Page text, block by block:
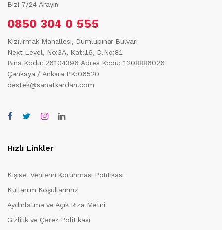
Bizi 7/24 Arayın
0850 304 0 555
Kızılırmak Mahallesi, Dumlupınar Bulvarı
Next Level, No:3A, Kat:16, D.No:81
Bina Kodu: 26104396 Adres Kodu: 1208886026
Çankaya / Ankara PK:06520
destek@sanatkardan.com
Hızlı Linkler
Kişisel Verilerin Korunması Politikası
Kullanım Koşullarımız
Aydınlatma ve Açık Rıza Metni
Gizlilik ve Çerez Politikası